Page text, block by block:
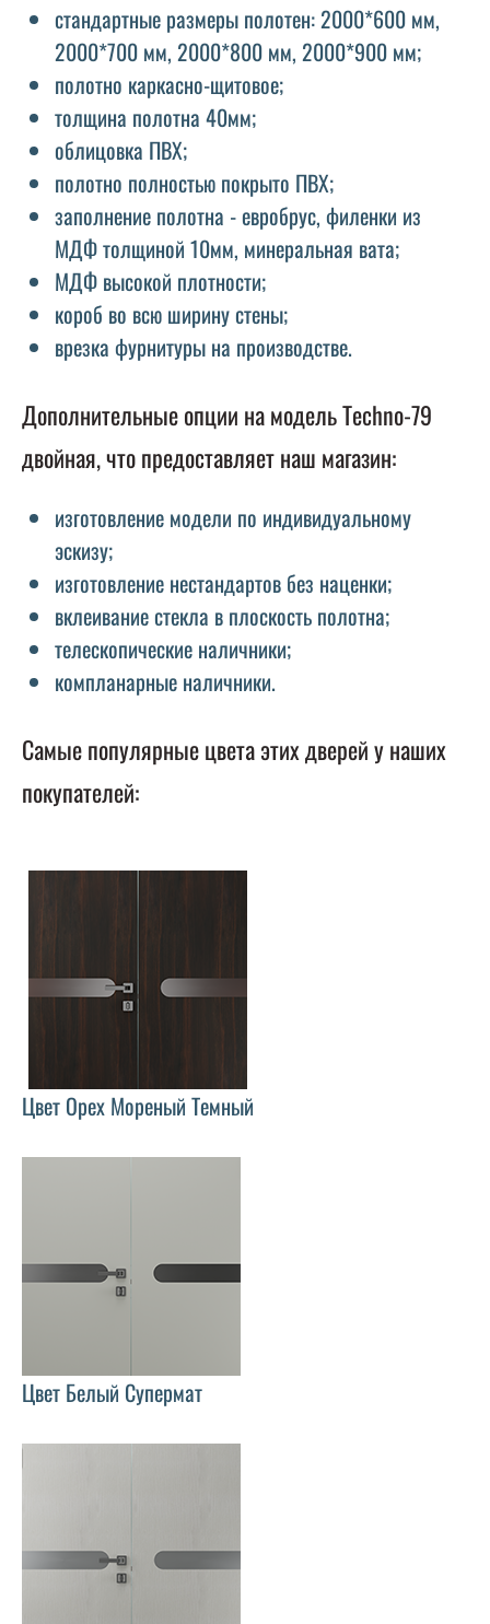
стандартные размеры полотен: 2000*600 мм,
2000*700 мм, 2000*800 мм, 2000*900 мм;
полотно каркасно-щитовое;
толщина полотна 40мм;
облицовка ПВХ;
полотно полностью покрыто ПВХ;
заполнение полотна - евробрус, филенки из
МДФ толщиной 10мм, минеральная вата;
МДФ высокой плотности;
короб во всю ширину стены;
врезка фурнитуры на производстве.
Дополнительные опции на модель Techno-79
двойная, что предоставляет наш магазин:
изготовление модели по индивидуальному
эскизу;
изготовление нестандартов без наценки;
вклеивание стекла в плоскость полотна;
телескопические наличники;
компланарные наличники.
Самые популярные цвета этих дверей у наших
покупателей:
Цвет Орех Мореный Темный
Цвет Белый Супермат